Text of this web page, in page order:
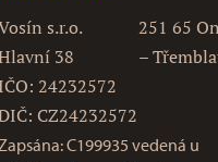
s.r.o.
38
251 65
–
24232572
CZ24232572
C199935 vedená u